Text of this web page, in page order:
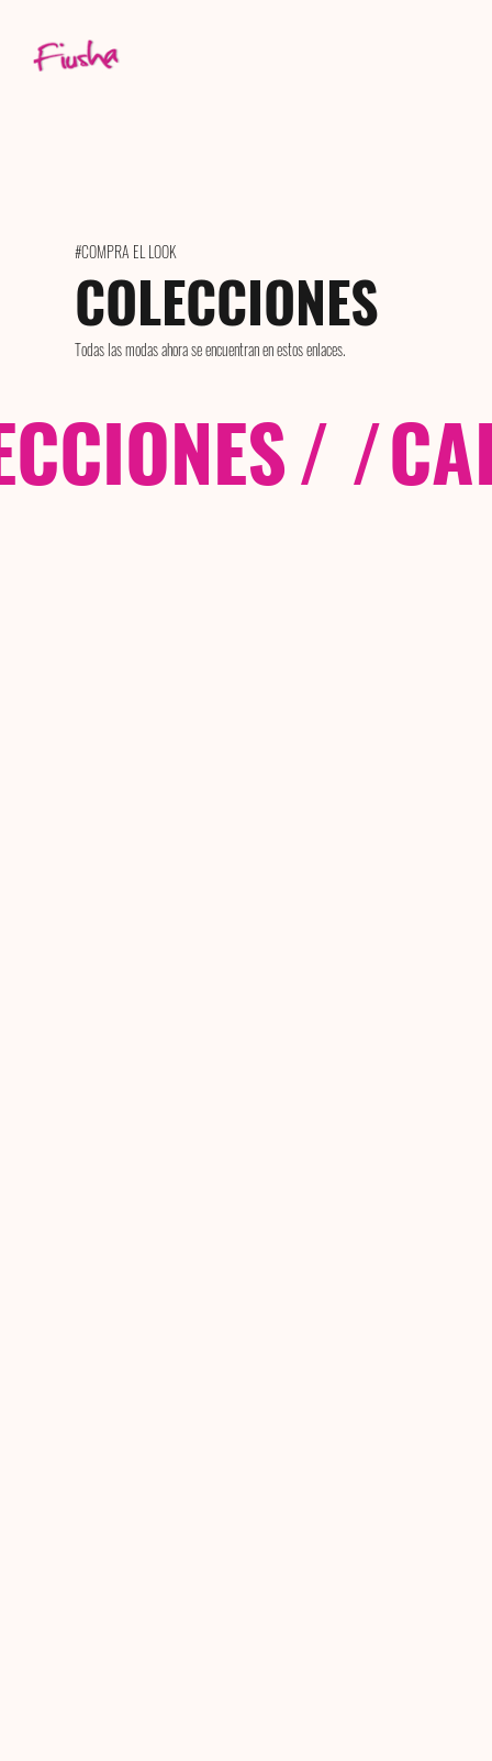
#COMPRA EL LOOK
COLECCIONES
Todas las modas ahora se encuentran en estos enlaces.
/ /